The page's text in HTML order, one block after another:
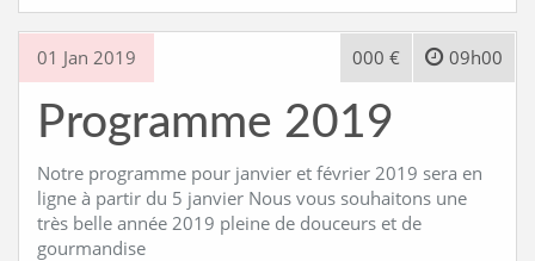
01 Jan 2019 09h00
000 €
Programme 2019
Notre programme pour janvier et février 2019 sera en
ligne à partir du 5 janvier Nous vous souhaitons une
très belle année 2019 pleine de douceurs et de
gourmandise